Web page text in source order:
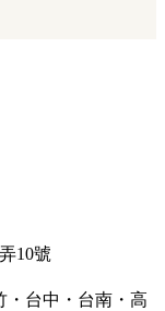
10號
・台中・台南・高